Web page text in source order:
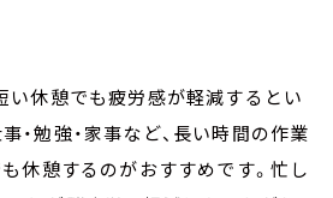
い休憩でも疲労感が軽減するとい
・勉強・家事など、長い時間の作業
休憩するのがおすすめです。忙し